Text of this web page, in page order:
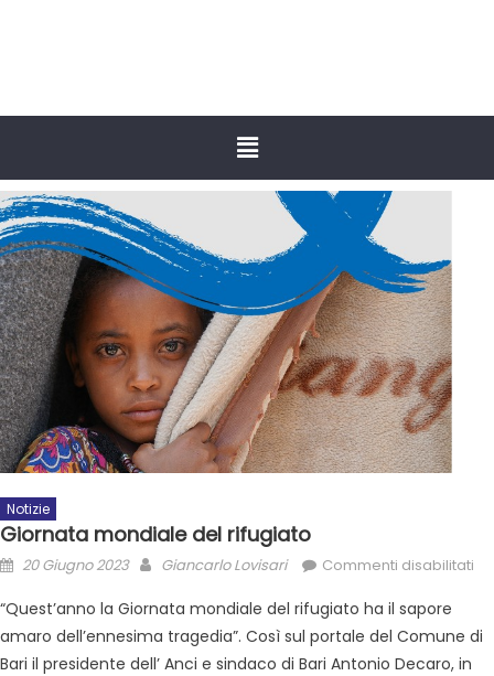
Notizie
Giornata mondiale del rifugiato
20 Giugno 2023 Giancarlo Lovisari Commenti disabilitati
“Quest’anno la Giornata mondiale del rifugiato ha il sapore
amaro dell’ennesima tragedia”. Così sul portale del Comune di
Bari il presidente dell’ Anci e sindaco di Bari Antonio Decaro, in